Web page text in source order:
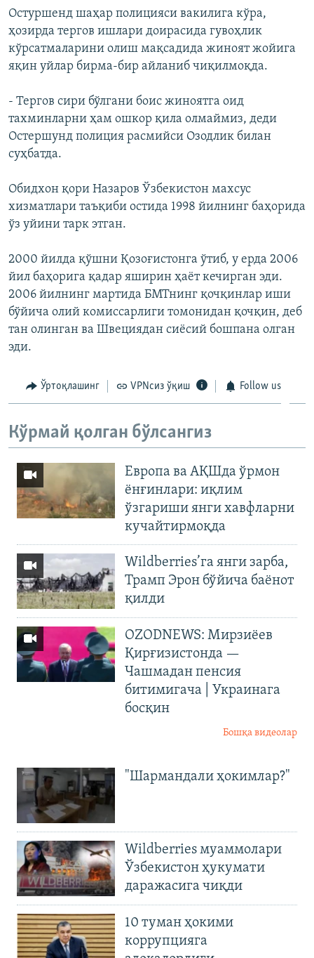
Остуршенд шаҳар полицияси вакилига кўра,
ҳозирда тергов ишлари доирасида гувоҳлик
кўрсатмаларини олиш мақсадида жиноят жойига
яқин уйлар бирма-бир айланиб чиқилмоқда.
- Тергов сири бўлгани боис жиноятга оид
тахминларни ҳам ошкор қила олмаймиз, деди
Остершунд полиция расмийси Озодлик билан
суҳбатда.
Обидхон қори Назаров Ўзбекистон махсус
хизматлари таъқиби остида 1998 йилнинг баҳорида
ўз уйини тарк этган.
2000 йилда қўшни Қозоғистонга ўтиб, у ерда 2006
йил баҳорига қадар яширин ҳаёт кечирган эди.
2006 йилнинг мартида БМТнинг қочқинлар иши
бўйича олий комиссарлиги томонидан қочқин, деб
тан олинган ва Швециядан сиёсий бошпана олган
эди.
Ўртоқлашинг VPNсиз ўқиш Follow us
Кўрмай қолган бўлсангиз
Европа ва АҚШда ўрмон
ёнғинлари: иқлим
ўзгариши янги хавфларни
кучайтирмоқда
Wildberries’га янги зарба,
Трамп Эрон бўйича баёнот
қилди
OZODNEWS: Мирзиёев
Қирғизистонда —
Чашмадан пенсия
битимигача | Украинага
босқин
Бошқа видеолар
"Шармандали ҳокимлар?"
Wildberries муаммолари
Ўзбекистон ҳукумати
даражасига чиқди
10 туман ҳокими
коррупцияга